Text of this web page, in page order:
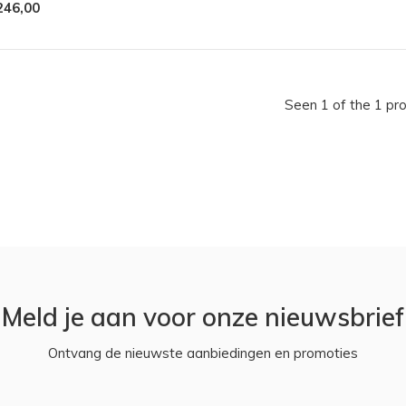
Seen 1 of the 1
Meld je aan voor onze nieuwsbrief
Ontvang de nieuwste aanbiedingen en promoties